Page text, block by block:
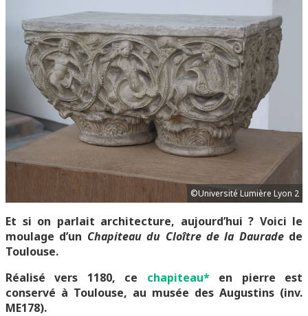
©Université Lumière Lyon 2
Et si on parlait architecture, aujourd’hui ? Voici le
moulage d’un Chapiteau du Cloître de la Dauradede
Toulouse.
Réalisé vers 1180, ce chapiteau*en pierre est
conservé à Toulouse, au musée des Augustins (inv.
ME178).